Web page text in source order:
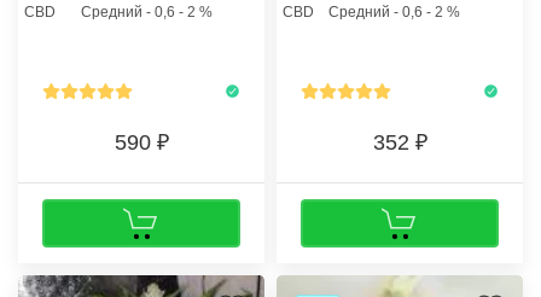
культуре АК 47 и не менее
CBD Средний - 0,6 - 2 %
590
CBD Средний - 0,6 - 2 %
352